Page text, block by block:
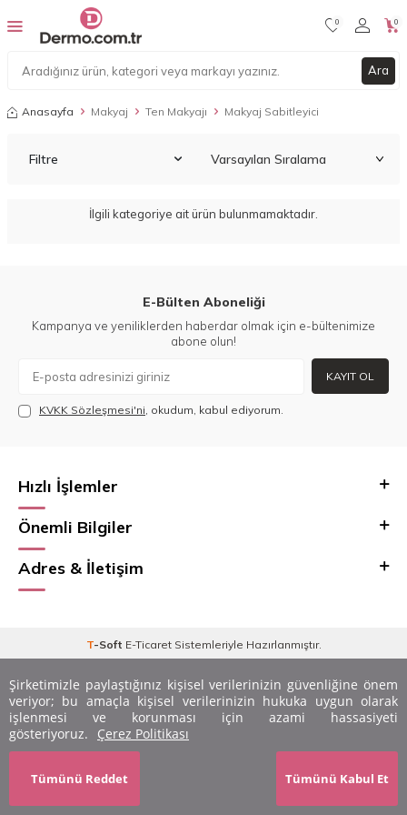
Şirketimizle paylaştığınız kişisel verilerinizin güvenliğine önem
veriyor; bu amaçla kişisel verilerinizin hukuka uygun olarak
işlenmesi ve korunması için azami hassasiyeti
gösteriyoruz.
Çerez Politikası
Ayarları Düzenle Tümünü Kabul Et
Tümünü Reddet
Ara
0 0
Anasayfa Makyaj Ten Makyajı Makyaj Sabitleyici
Filtre
İlgili kategoriye ait ürün bulunmamaktadır.
E-Bülten Aboneliği
Kampanya ve yeniliklerden haberdar olmak için e-bültenimize
abone olun!
KAYIT OL
KVKK Sözleşmesi'ni, okudum, kabul ediyorum.
Hızlı İşlemler
Önemli Bilgiler
Adres & İletişim
T-Soft E-TicaretSistemleriyle Hazırlanmıştır.